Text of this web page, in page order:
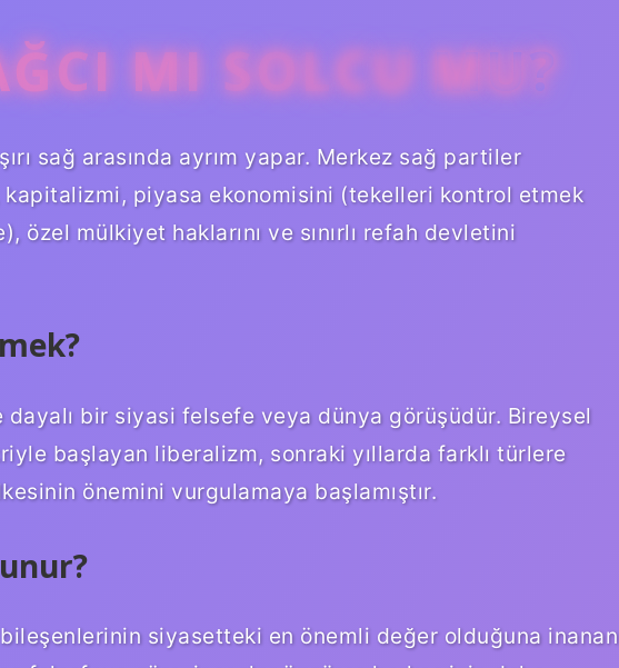
MI SOLCU MU?
sağ arasında ayrım yapar. Merkez sağ partiler
piyasa ekonomisini (tekelleri kontrol etmek
özel mülkiyet haklarını ve sınırlı refah devletini
bir siyasi felsefe veya dünya görüşüdür. Bireysel
başlayan liberalizm, sonraki yıllarda farklı türlere
önemini vurgulamaya başlamıştır.
siyasetteki en önemli değer olduğuna inanan